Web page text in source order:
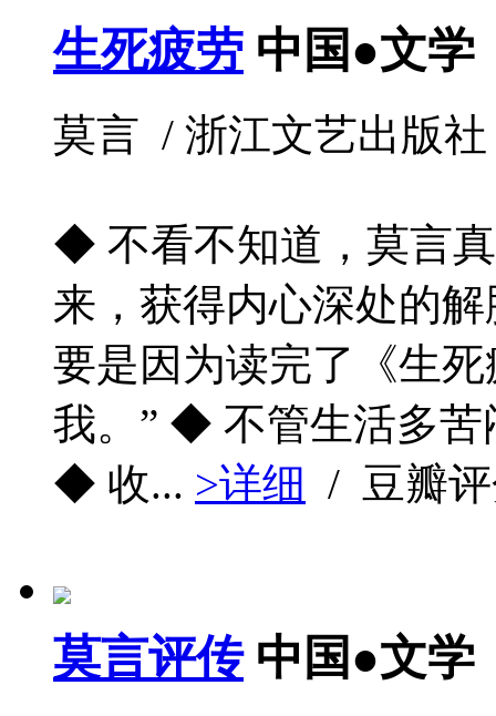
生死疲劳 中国●文学
莫言 / 浙江文艺出版
◆ 不看不知道，莫言
来，获得内心深处的
要是因为读完了《生
我。” ◆ 不管生活多苦
◆ 收... >详细 / 豆瓣
莫言评传 中国●文学